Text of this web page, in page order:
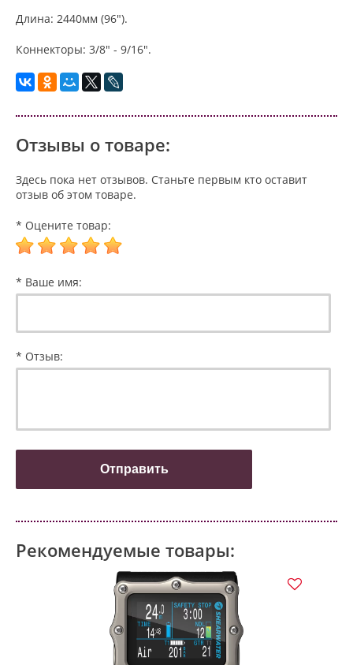
Длина: 2440мм (96").
Коннекторы: 3/8" - 9/16".
Отзывы о товаре:
Здесь пока нет отзывов. Станьте первым кто оставит
отзыв об этом товаре.
* Оцените товар:
* Ваше имя:
* Отзыв:
Рекомендуемые товары: